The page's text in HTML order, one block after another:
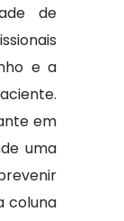
de
e a
em
uma
coluna